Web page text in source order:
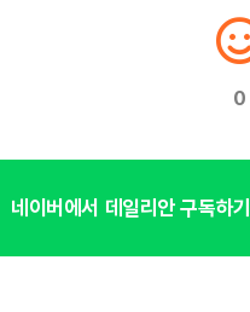
0
네이버에서 데일리안 구독하기